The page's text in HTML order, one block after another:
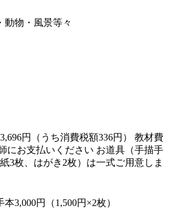
動物・風景等々
3,696円（うち消費税額336円） 教材費
にお支払いください お道具（手描手
3枚、はがき2枚）は一式ご用意しま
3,000円（1,500円×2枚）